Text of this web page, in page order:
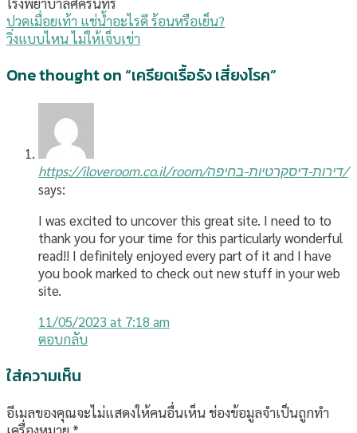
ปวดเมื่อยเท้า แช่น้ำอะไรดี ร้อนหรือเย็น?
วิ่งแบบไหน ไม่ให้เจ็บเข่า
One thought on “เครียดเรื้อรัง เสี่ยงโรค”
https://iloveroom.co.il/room/דירות-דיסקרטיות-בחיפה/
says:
I was excited to uncover this great site. I need to to
thank you for your time for this particularly wonderful
read!! I definitely enjoyed every part of it and I have
you book marked to check out new stuff in your web
site.
11/05/2023 at 7:18 am
ตอบกลับ
ใส่ความเห็น
อีเมลของคุณจะไม่แสดงให้คนอื่นเห็น ช่องข้อมูลจำเป็นถูกทำ
เครื่องหมาย *